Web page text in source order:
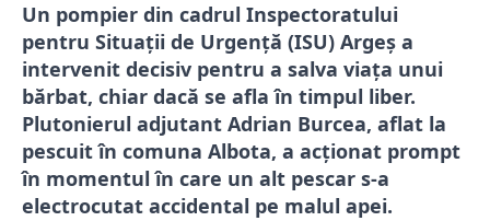
Un pompier din cadrul Inspectoratului
pentru Situații de Urgență (ISU) Argeș a
intervenit decisiv pentru a salva viața unui
bărbat, chiar dacă se afla în timpul liber.
Plutonierul adjutant Adrian Burcea, aflat la
pescuit în comuna Albota, a acționat prompt
în momentul în care un alt pescar s-a
electrocutat accidental pe malul apei.